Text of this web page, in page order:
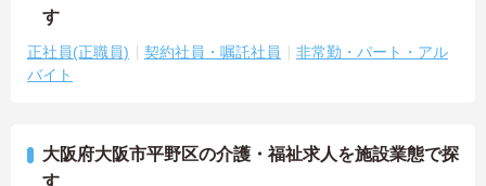
す
正社員(正職員) 契約社員・嘱託社員
非常勤・パート・アル
バイト
大阪府大阪市平野区の介護・福祉求人を施設業態で探
す